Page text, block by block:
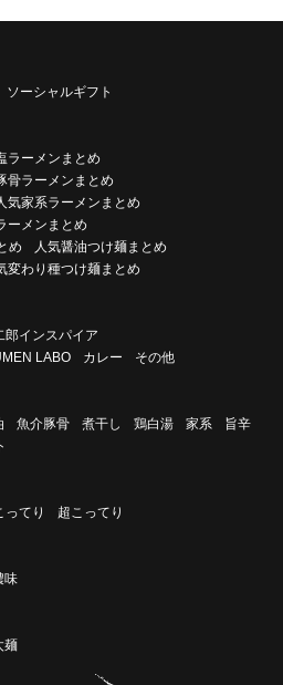
ソーシャルギフト
ラーメンまとめ
骨ラーメンまとめ
気家系ラーメンまとめ
ーメンまとめ
め
人気醤油つけ麺まとめ
変わり種つけ麺まとめ
郎インスパイア
LABO カレー その他
魚介豚骨 煮干し 鶏白湯 家系
旨辛
ってり 超こってり
味
麺